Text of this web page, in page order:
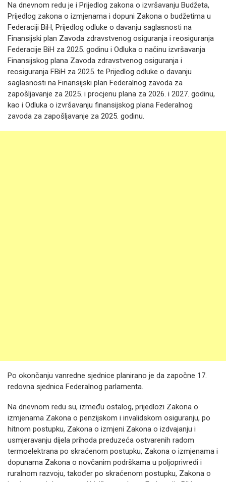
Na dnevnom redu je i Prijedlog zakona o izvršavanju Budžeta,
Prijedlog zakona o izmjenama i dopuni Zakona o budžetima u
Federaciji BiH, Prijedlog odluke o davanju saglasnosti na
Finansijski plan Zavoda zdravstvenog osiguranja i reosiguranja
Federacije BiH za 2025. godinu i Odluka o načinu izvršavanja
Finansijskog plana Zavoda zdravstvenog osiguranja i
reosiguranja FBiH za 2025. te Prijedlog odluke o davanju
saglasnosti na Finansijski plan Federalnog zavoda za
zapošljavanje za 2025. i procjenu plana za 2026. i 2027. godinu,
kao i Odluka o izvršavanju finansijskog plana Federalnog
zavoda za zapošljavanje za 2025. godinu.
Po okončanju vanredne sjednice planirano je da započne 17.
redovna sjednica Federalnog parlamenta.
Na dnevnom redu su, između ostalog, prijedlozi Zakona o
izmjenama Zakona o penzijskom i invalidskom osiguranju, po
hitnom postupku, Zakona o izmjeni Zakona o izdvajanju i
usmjeravanju dijela prihoda preduzeća ostvarenih radom
termoelektrana po skraćenom postupku, Zakona o izmjenama i
dopunama Zakona o novčanim podrškama u poljoprivredi i
ruralnom razvoju, također po skraćenom postupku, Zakona o